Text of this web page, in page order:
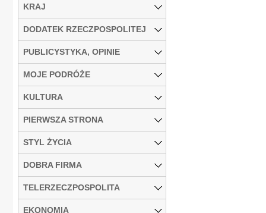
KRAJ
DODATEK RZECZPOSPOLITEJ
PUBLICYSTYKA, OPINIE
MOJE PODRÓŻE
KULTURA
PIERWSZA STRONA
STYL ŻYCIA
DOBRA FIRMA
TELERZECZPOSPOLITA
EKONOMIA